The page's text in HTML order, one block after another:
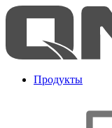
Продукты